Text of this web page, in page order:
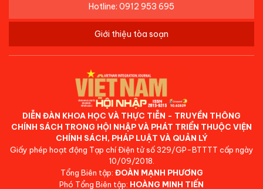
Hotline: 0912 953 695
Giới thiệu tòa soạn
DIỄN ĐÀN KHOA HỌC VÀ THỰC TIỄN - TRUYỀN THÔNG
CHÍNH SÁCH TRONG HỘI NHẬP VÀ PHÁT TRIỂN THUỘC VIỆN
CHÍNH SÁCH, PHÁP LUẬT VÀ QUẢN LÝ
Giấy phép hoạt động Tạp chí Điện tử số 329/GP-BTTTT cấp ngày
10/09/2018.
Tổng Biên tập: ĐOÀN MẠNH PHƯƠNG
Phó Tổng Biên tập: HOÀNG MINH TIẾN